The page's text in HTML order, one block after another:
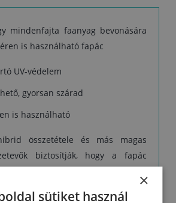
mindenfajta faanyag bevonására
is használható fapác
UV-védelem
gyorsan szárad
is használható
összetétele és más magas
biztosítják, hogy a fapác
és páraátjárható lesz. Az
×
sütiket használ